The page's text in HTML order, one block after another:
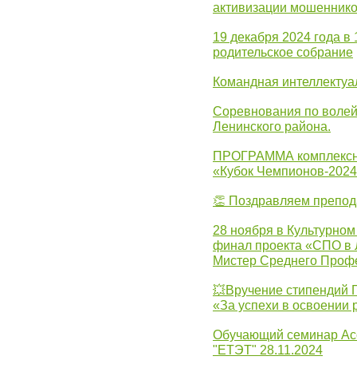
активизации
19 декабря 2024 года
родительское собрание
Командная
Соревнования по
Ленинского района.
ПРОГРАММА
«Кубок Чемпионов-
👏 Поздравляем
28 ноября в
финал проекта «СПО в
Мистер Среднего
💥Вручение стипендий
«За успехи в освоении
Обучающий семинар
"ЕТЭТ" 28.11.2024